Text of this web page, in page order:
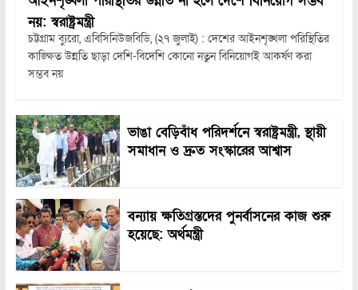
নয়: স্বরাষ্ট্রমন্ত্রী
চট্টগ্রাম ব্যুরো, এবিসিনিউজবিডি, (২৭ জুলাই) : দেশের আইনশৃঙ্খলা পরিস্থিতির
কাঙ্ক্ষিত উন্নতি ছাড়া দেশি-বিদেশি কোনো নতুন বিনিয়োগই আকর্ষণ করা
সম্ভব নয়
ভাঙা বেড়িবাঁধ পরিদর্শনে স্বরাষ্ট্রমন্ত্রী, স্থায়ী
সমাধান ও দ্রুত সংস্কারের আশ্বাস
বন্যায় ক্ষতিগ্রস্তদের পুনর্বাসনের কাজ শুরু
হয়েছে: অর্থমন্ত্রী